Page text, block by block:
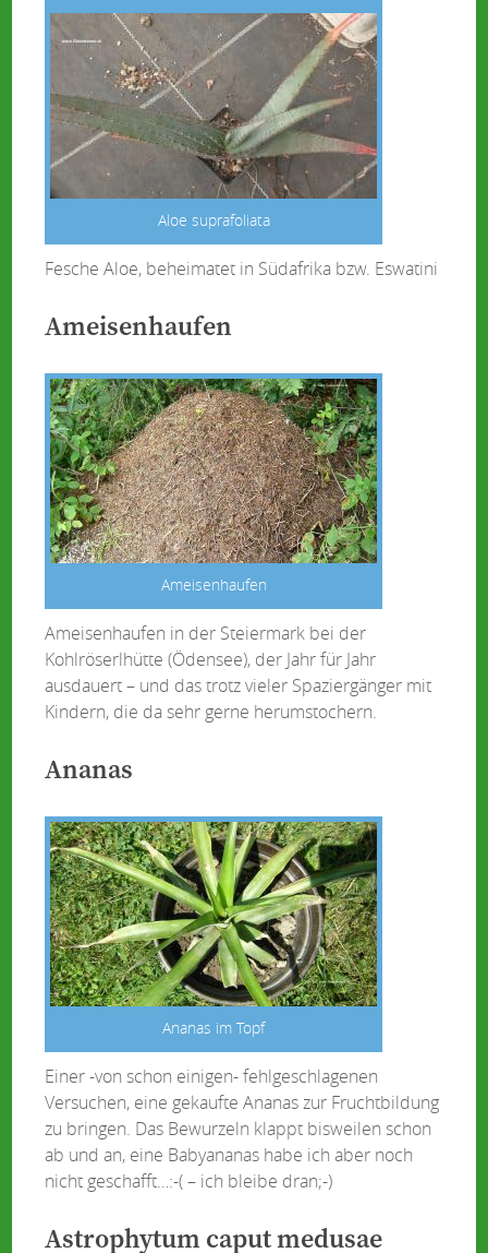
Aloe suprafoliata
Fesche Aloe, beheimatet in Südafrika bzw. Eswatini
Ameisenhaufen
Ameisenhaufen
Ameisenhaufen in der Steiermark bei der
Kohlröserlhütte (Ödensee), der Jahr für Jahr
ausdauert – und das trotz vieler Spaziergänger mit
Kindern, die da sehr gerne herumstochern.
Ananas
Ananas im Topf
Einer -von schon einigen- fehlgeschlagenen
Versuchen, eine gekaufte Ananas zur Fruchtbildung
zu bringen. Das Bewurzeln klappt bisweilen schon
ab und an, eine Babyananas habe ich aber noch
nicht geschafft…:-( – ich bleibe dran;-)
Astrophytum caput medusae